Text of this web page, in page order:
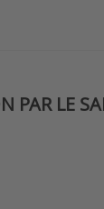
PAR LE